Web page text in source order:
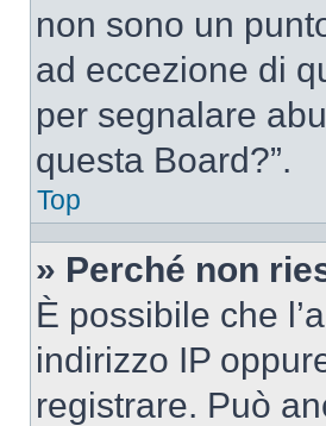
non sono un
ad eccezione di
per segnalare
questa Board?”.
Top
» Perché non
È possibile che
indirizzo IP
registrare. Può